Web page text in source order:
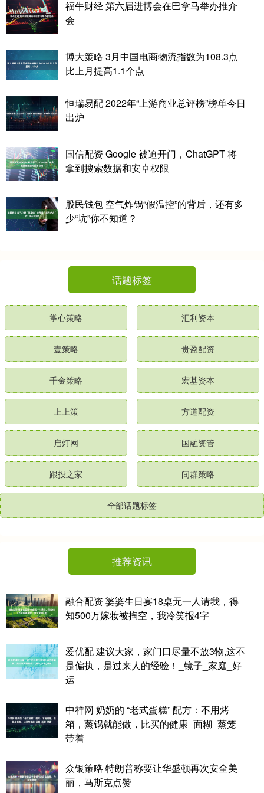
福牛财经 第六届进博会在巴拿马举办推介
会
博大策略 3月中国电商物流指数为108.3点
比上月提高1.1个点
恒瑞易配 2022年“上游商业总评榜”榜单今日
出炉
国信配资 Google 被迫开门，ChatGPT 将
拿到搜索数据和安卓权限
股民钱包 空气炸锅“假温控”的背后，还有多
少“坑”你不知道？
话题标签
掌心策略 汇利资本
壹策略 贵盈配资
千金策略 宏基资本
上上策 方道配资
启灯网 国融资管
跟投之家 间群策略
全部话题标签
推荐资讯
融合配资 婆婆生日宴18桌无一人请我，得
知500万嫁妆被掏空，我冷笑报4字
爱优配 建议大家，家门口尽量不放3物,这不
是偏执，是过来人的经验！_镜子_家庭_好
运
中祥网 奶奶的 “老式蛋糕” 配方：不用烤
箱，蒸锅就能做，比买的健康_面糊_蒸笼_
带着
众银策略 特朗普称要让华盛顿再次安全美
丽，马斯克点赞